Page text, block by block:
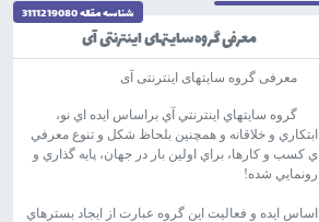
شناسه مقاله 3111219080
معرفی گروه سایتهای اینترنتی آی
معرفی گروه سایتهای اینترنتی آی
گروه سايتهاي اينترنتي آي براساس ايده اي نو،
ابتکاري و خلاقانه و همچنين بلحاظ شکل و تنوع معرفي
ي کسب و کارها، براي اولين بار در جهان، پايه گذاري و
رونمايي شده!
اساس ايده و فعاليت اين گروه عبارت از ايجاد بسترهاي